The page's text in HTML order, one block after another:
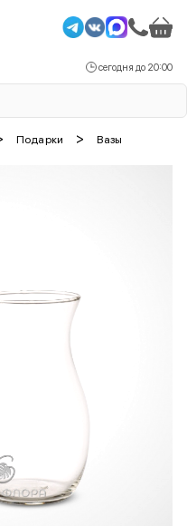
сегодня до 20:00
Подарки > Вазы